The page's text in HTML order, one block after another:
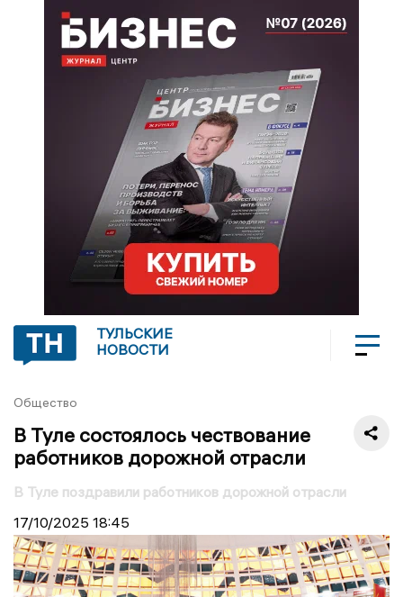
ТУЛЬСКИЕ
НОВОСТИ
Общество
В Туле состоялось чествование
работников дорожной отрасли
В Туле поздравили работников дорожной отрасли
17/10/2025 18:45